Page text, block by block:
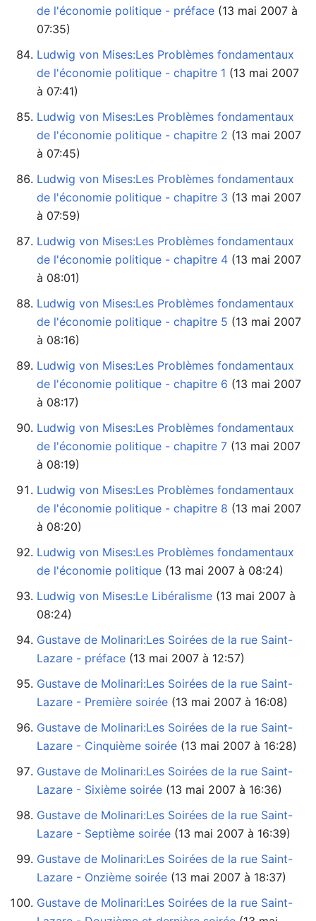
de l'économie politique - préface
07:35)
Ludwig von Mises:Les Problèmes fondamentaux
de l'économie politique - chapitre 1
à 07:41)
Ludwig von Mises:Les Problèmes fondamentaux
de l'économie politique - chapitre 2
à 07:45)
Ludwig von Mises:Les Problèmes fondamentaux
de l'économie politique - chapitre 3
à 07:59)
Ludwig von Mises:Les Problèmes fondamentaux
de l'économie politique - chapitre 4
à 08:01)
Ludwig von Mises:Les Problèmes fondamentaux
de l'économie politique - chapitre 5
à 08:16)
Ludwig von Mises:Les Problèmes fondamentaux
de l'économie politique - chapitre 6
à 08:17)
Ludwig von Mises:Les Problèmes fondamentaux
de l'économie politique - chapitre 7
à 08:19)
Ludwig von Mises:Les Problèmes fondamentaux
de l'économie politique - chapitre 8
à 08:20)
Ludwig von Mises:Les Problèmes fondamentaux
de l'économie politique ‏‎ (13 mai 2007 à 08:24)
Ludwig von Mises:Le Libéralisme
08:24)
Gustave de Molinari:Les Soirées de la rue Saint-
Lazare - préface ‏‎ (13 mai 2007 à 12:57)
Gustave de Molinari:Les Soirées de la rue Saint-
Lazare - Première soirée ‏‎ (13 mai 2007 à 16:08)
Gustave de Molinari:Les Soirées de la rue Saint-
Lazare - Cinquième soirée ‏‎ (13 mai 2007 à 16:28)
Gustave de Molinari:Les Soirées de la rue Saint-
Lazare - Sixième soirée ‏‎ (13 mai 2007 à 16:36)
Gustave de Molinari:Les Soirées de la rue Saint-
Lazare - Septième soirée ‏‎ (13 mai 2007 à 16:39)
Gustave de Molinari:Les Soirées de la rue Saint-
Lazare - Onzième soirée ‏‎ (13 mai 2007 à 18:37)
Gustave de Molinari:Les Soirées de la rue Saint-